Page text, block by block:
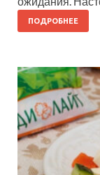
ПОДРОБНЕЕ